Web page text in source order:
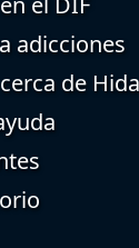
adicciones
de